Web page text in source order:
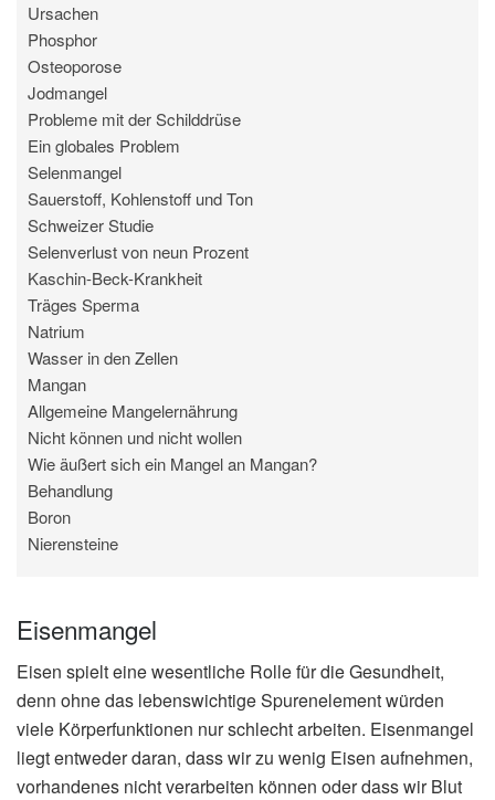
Ursachen
Phosphor
Osteoporose
Jodmangel
Probleme mit der Schilddrüse
Ein globales Problem
Selenmangel
Sauerstoff, Kohlenstoff und Ton
Schweizer Studie
Selenverlust von neun Prozent
Kaschin-Beck-Krankheit
Träges Sperma
Natrium
Wasser in den Zellen
Mangan
Allgemeine Mangelernährung
Nicht können und nicht wollen
Wie äußert sich ein Mangel an Mangan?
Behandlung
Boron
Nierensteine
Eisenmangel
Eisen spielt eine wesentliche Rolle für die Gesundheit,
denn ohne das lebenswichtige Spurenelement würden
viele Körperfunktionen nur schlecht arbeiten. Eisenmangel
liegt entweder daran, dass wir zu wenig Eisen aufnehmen,
vorhandenes nicht verarbeiten können oder dass wir Blut